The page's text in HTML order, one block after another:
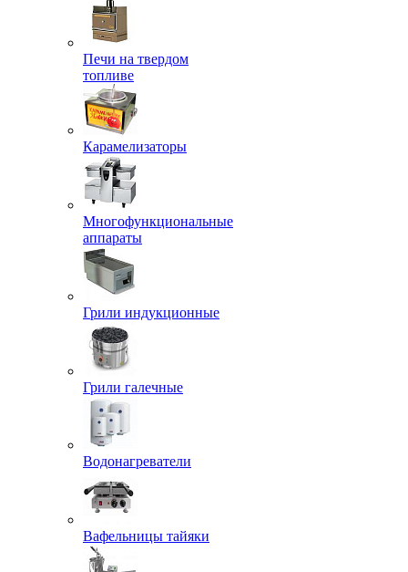
Печи на твердом
топливе
Карамелизаторы
Многофункциональные
аппараты
Грили индукционные
Грили галечные
Водонагреватели
Вафельницы тайяки